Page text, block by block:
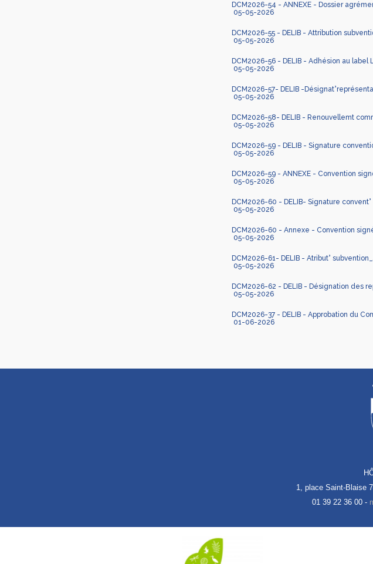
DCM2026-54 - ANNEXE - Dossier
05-05-2026
DCM2026-55 - DELIB - Attribution
05-05-2026
DCM2026-56 - DELIB - Adhésion au label
05-05-2026
DCM2026-57- DELIB -
05-05-2026
DCM2026-58- DELIB - Renouvellemt
05-05-2026
DCM2026-59 - DELIB - Signature
05-05-2026
DCM2026-59 - ANNEXE - Convention
05-05-2026
DCM2026-60 - DELIB- Signature
05-05-2026
DCM2026-60 - Annexe - Convention
05-05-2026
DCM2026-61- DELIB - Atribut°
05-05-2026
DCM2026-62 - DELIB - Désignation des
05-05-2026
DCM2026-37 - DELIB - Approbation du
01-06-2026
1, place Saint-Blaise
01 39 22 36 00 -